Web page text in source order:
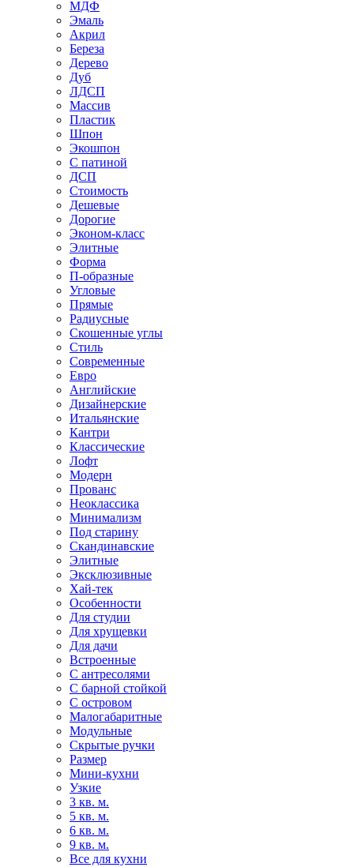
МДФ
Эмаль
Акрил
Береза
Дерево
Дуб
ЛДСП
Массив
Пластик
Шпон
Экошпон
С патиной
ДСП
Стоимость
Дешевые
Дорогие
Эконом-класс
Элитные
Форма
П-образные
Угловые
Прямые
Радиусные
Скошенные углы
Стиль
Современные
Евро
Английские
Дизайнерские
Итальянские
Кантри
Классические
Лофт
Модерн
Прованс
Неоклассика
Минимализм
Под старину
Скандинавские
Элитные
Эксклюзивные
Хай-тек
Особенности
Для студии
Для хрущевки
Для дачи
Встроенные
С антресолями
С барной стойкой
С островом
Малогабаритные
Модульные
Скрытые ручки
Размер
Мини-кухни
Узкие
3 кв. м.
5 кв. м.
6 кв. м.
9 кв. м.
Все для кухни